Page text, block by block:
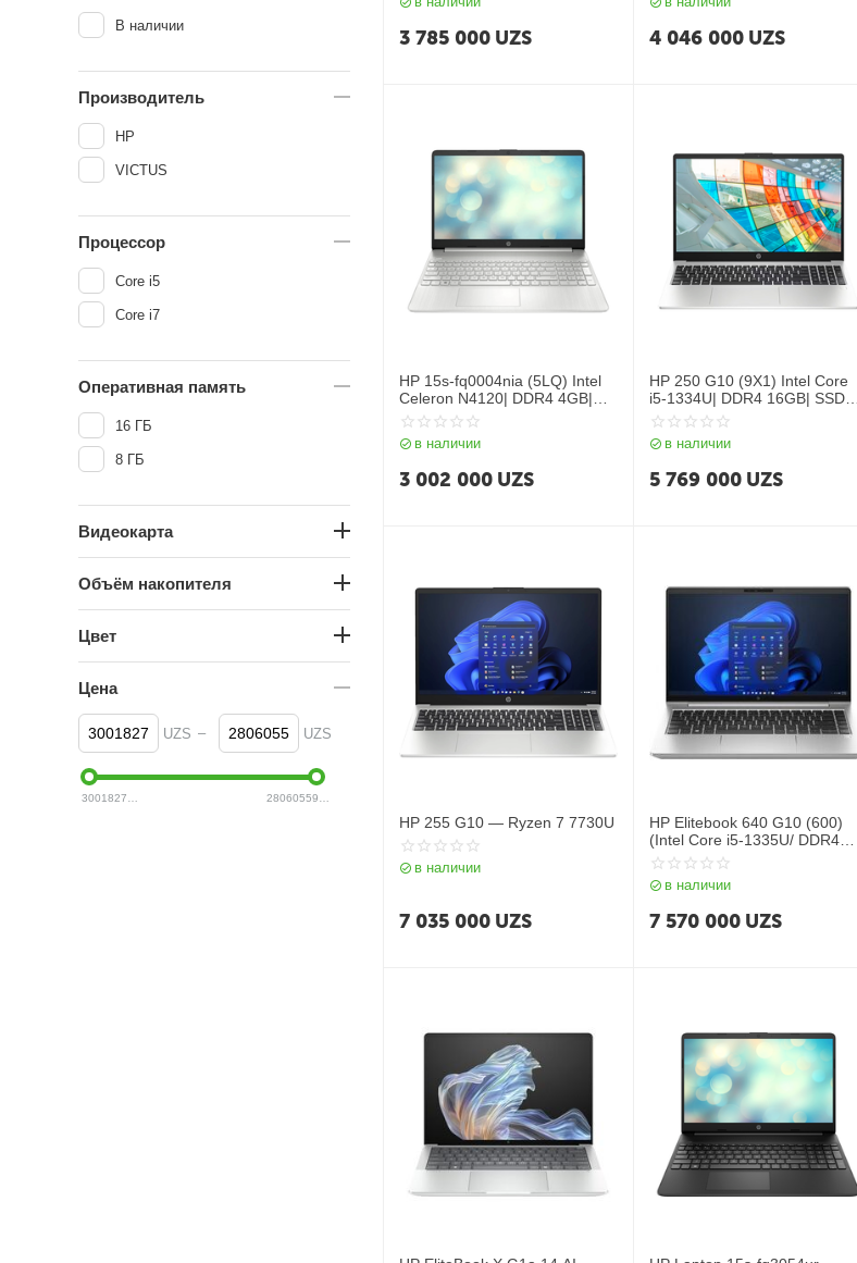
Silver
3 785 000 UZS 4 046 000 UZS
HP 15s-fq0004nia (5LQ) Intel
Celeron N4120| DDR4 4GB|
SSD 256GB| 15.6 HD| Intel
UHD Graphics| DOS| RU| Silver
в наличии
3 002 000 UZS
HP 250 G10 (9X1) Intel Core
i5-1334U| DDR4 16GB| SSD
512GB| 15.6″ FHD| Intel Iris Xe
graphics| NoOS| RU| Silver
в наличии
5 769 000 UZS
HP 255 G10 — Ryzen 7 7730U
в наличии
7 035 000 UZS
HP Elitebook 640 G10 (600)
(Intel Core i5-1335U/ DDR4
16GB/ SSD 512GB/ 14" FHD
IPS/ Intel Iris Xe Graphics/
NoOS/ RU) Silver
в наличии
7 570 000 UZS
В наличии
Производитель
HP
VICTUS
Процессор
Core i5
Core i7
Оперативная память
16 ГБ
8 ГБ
Видеокарта
Объём накопителя
Цвет
Цена
UZS – UZS
3001827 28060559